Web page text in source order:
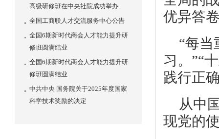
高级研修班在中央社院成功举办
全国工商联人才交流服务中心公告
全国6期新时代商会人才能力提升研
修班圆满结业
全国6期新时代商会人才能力提升研
修班圆满结业
中共中央 国务院关于2025年度国家
科学技术奖励的决定
优异答
“每当
习。”“
践行正
从中
现党的